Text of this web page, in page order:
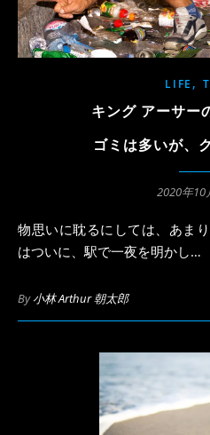
LIFE ,
キング アーサー
ゴミは多いが、
2020年10
物思いに耽るにしては、あまりにも長すぎる時間。 俺たち
はついに、駅で一夜を明かし…
By小林 Arthur 朝太郎